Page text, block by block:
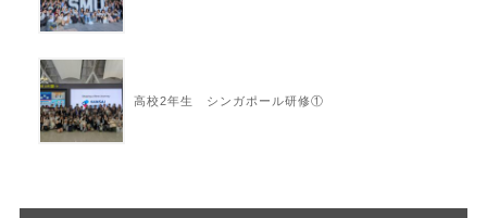
高校2年生 シンガポール研修①